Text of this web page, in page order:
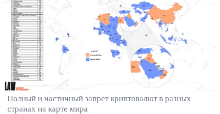
Полный и частичный запрет криптовалют в разных
странах на карте мира